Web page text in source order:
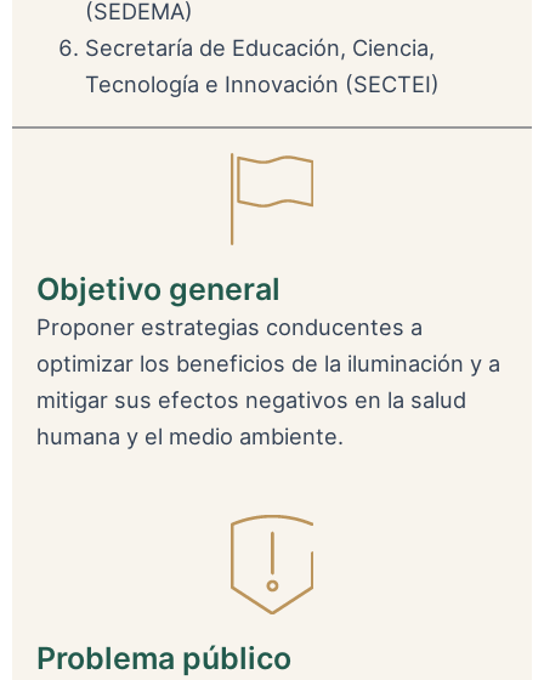
(SEDEMA)
Secretaría de Educación, Ciencia,
Tecnología e Innovación (SECTEI)
Objetivo general
Proponer estrategias conducentes a
optimizar los beneficios de la iluminación y a
mitigar sus efectos negativos en la salud
humana y el medio ambiente.
Problema público